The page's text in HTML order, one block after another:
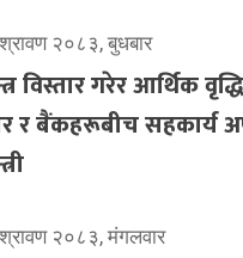
२०८३, बुधबार
विस्तार गरेर आर्थिक
र बैंकहरूबीच सहकार्य
२०८३, मंगलवार